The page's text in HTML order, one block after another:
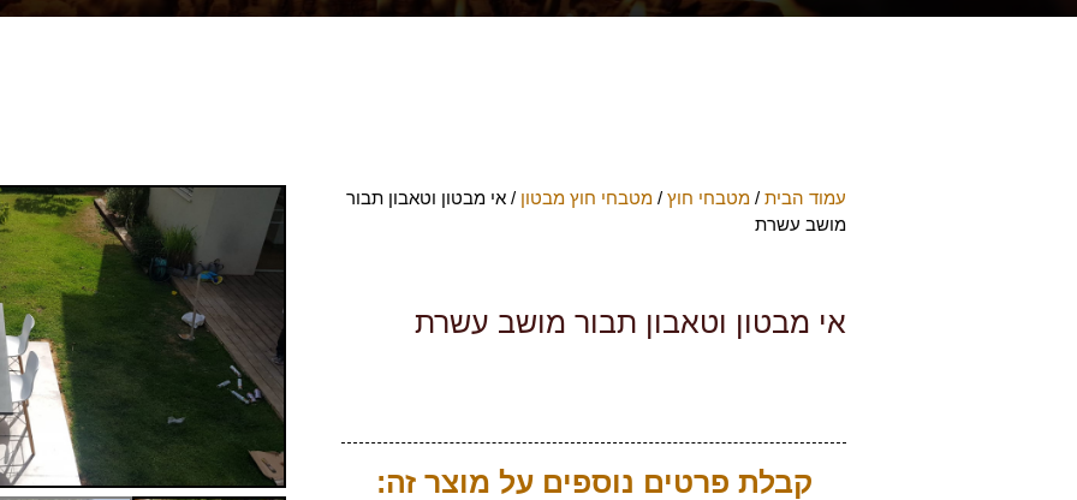
עמוד הבית / מטבחי חוץ / מטבחי חוץ מבטון / אי מבטון וטאבון תבור
מושב עשרת
אי מבטון וטאבון תבור מושב עשרת
קבלת פרטים נוספים על מוצר זה: